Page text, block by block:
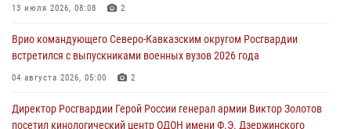
В Зауралье при содействии СОБР Росгвардии ликвидирована
06 августа 2026, 11:27
В Москве росгвардейцы задержали троих мужчин, устроивших
06 августа 2026, 11:20 1
13 июля 2026, 08:08 2
Врио командующего Северо-Кавказским округом Росгвардии
встретился с выпускниками военных вузов 2026 года
04 августа 2026, 05:00 2
Директор Росгвардии Герой России генерал армии Виктор Золотов
посетил кинологический центр ОДОН имени Ф.Э. Дзержинского